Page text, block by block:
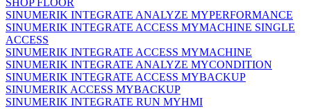
SHOP FLOOR
SINUMERIK INTEGRATE ANALYZE MYPERFORMANCE
SINUMERIK INTEGRATE ACCESS MYMACHINE SINGLE
ACCESS
SINUMERIK INTEGRATE ACCESS MYMACHINE
SINUMERIK INTEGRATE ANALYZE MYCONDITION
SINUMERIK INTEGRATE ACCESS MYBACKUP
SINUMERIK ACCESS MYBACKUP
SINUMERIK INTEGRATE RUN MYHMI